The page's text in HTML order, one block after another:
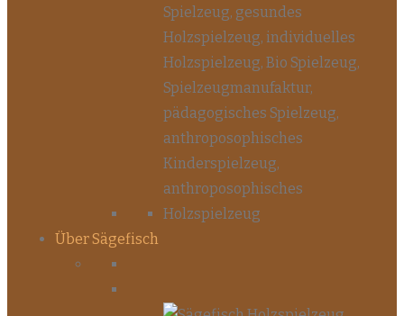
Über Sägefisch